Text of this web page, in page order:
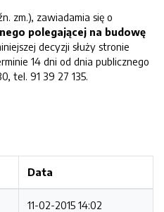
zm.), zawiadamia się o
polegającej na budowę
decyzji służy stronie
14 dni od dnia publicznego
tel. 91 39 27 135.
Data
11-02-2015 14:02